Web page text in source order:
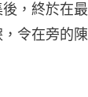
，終於在最
令在旁的陳